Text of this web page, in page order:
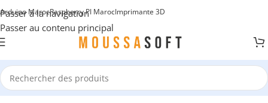
Passer à la navigation
Passer au contenu principal
Arduino MarocRaspberry PI MarocImprimante 3D